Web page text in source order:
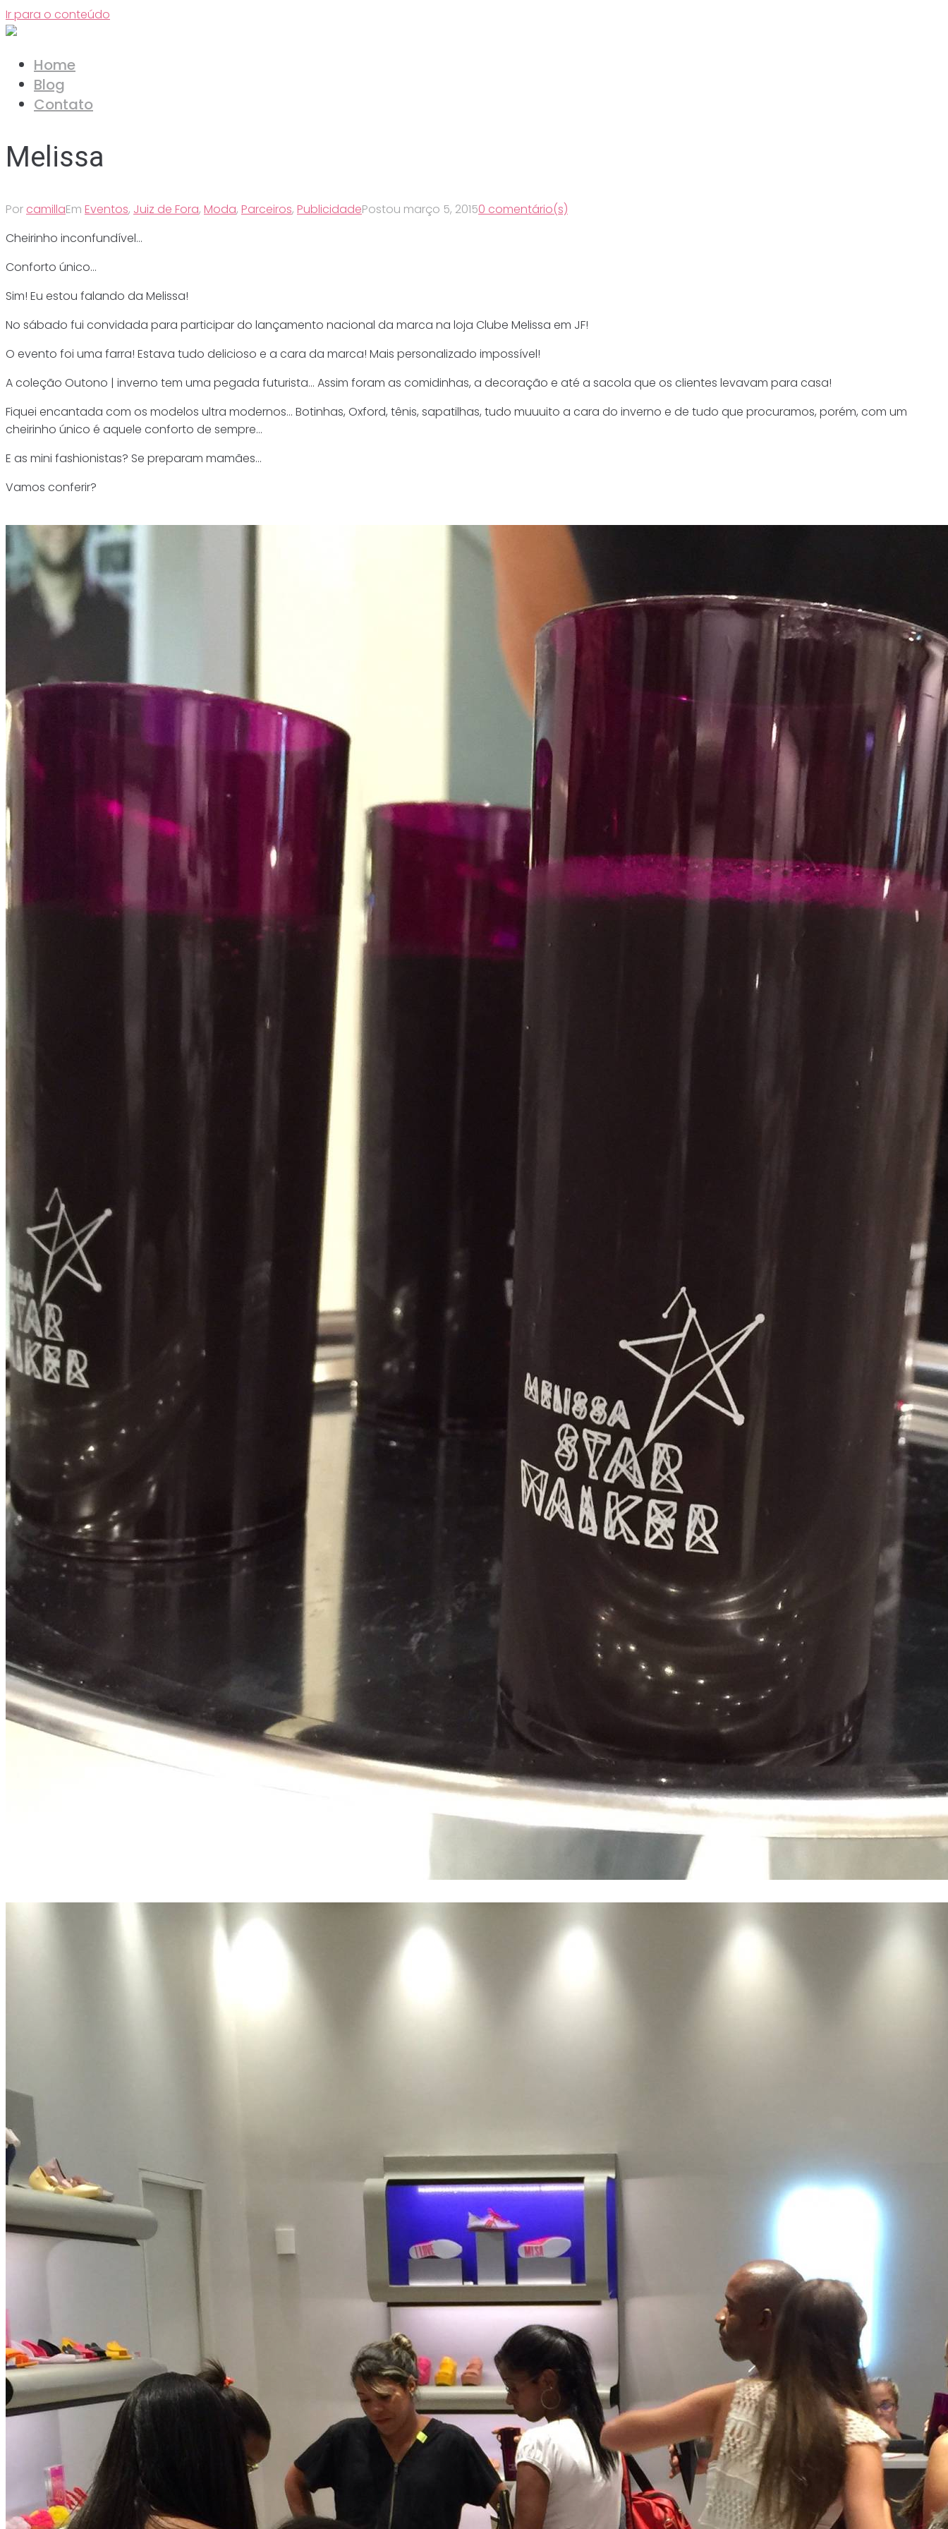
Ir para o conteúdo
Home
Blog
Contato
Melissa
Por camillaEm Eventos, Juiz de Fora, Moda, Parceiros, PublicidadePostou março 5, 20150 comentário(s)
Cheirinho inconfundível…
Conforto único…
Sim! Eu estou falando da Melissa!
No sábado fui convidada para participar do lançamento nacional da marca na loja Clube Melissa em JF!
O evento foi uma farra! Estava tudo delicioso e a cara da marca! Mais personalizado impossível!
A coleção Outono | inverno tem uma pegada futurista… Assim foram as comidinhas, a decoração e até a sacola que os clientes levavam para casa!
Fiquei encantada com os modelos ultra modernos… Botinhas, Oxford, tênis, sapatilhas, tudo muuuito a cara do inverno e de tudo que procuramos, porém, com um
cheirinho único é aquele conforto de sempre…
E as mini fashionistas? Se preparam mamães…
Vamos conferir?